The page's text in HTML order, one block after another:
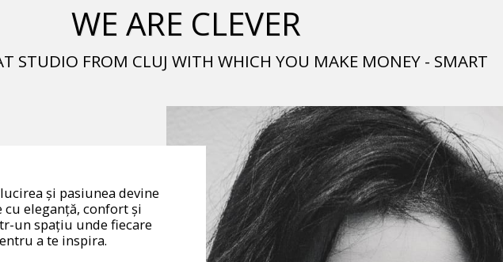
WE ARE CLEVER
STUDIO FROM CLUJ WITH WHICH YOU MAKE MONEY - SMART
și pasiunea devine
eleganță, confort și
un spațiu unde fiecare
a te inspira.